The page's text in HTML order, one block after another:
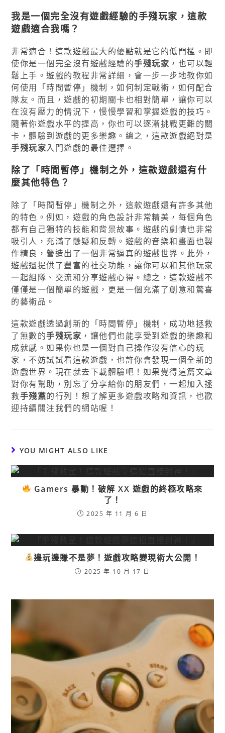
我是一個完全沒有遊戲經驗的手殘玩家 ，這款
遊戲適合我嗎？
非常適合！這款遊戲最大的優點就是它的低門檻。即
使你是一個完全沒有遊戲經驗的手殘玩家 ，也可以輕
鬆上手。遊戲的教程非常詳細，會一步一步地教你如
何使用「時間暫停」機制，如何制定戰術，如何配合
隊友。而且，遊戲的初期關卡也相對簡單，讓你可以
在沒有壓力的情況下，慢慢學習和掌握遊戲的技巧。
隨著你遊戲水平的提高，你也可以逐漸挑戰更難的關
卡，體驗到遊戲的更多樂趣。總之，這款遊戲絕對是
手殘玩家入門遊戲的最佳選擇。
除了「時間暫停」機制之外，這款遊戲還有什
麼其他特色？
除了「時間暫停」機制之外，這款遊戲還有許多其他
的特色。例如，遊戲的角色設計非常精美，每個角色
都有自己獨特的技能和背景故事。遊戲的劇情也非常
吸引人，充滿了懸疑和反轉。遊戲的音樂和畫面也製
作精良，營造出了一個非常逼真的遊戲世界。此外，
遊戲還提供了豐富的社交功能，讓你可以和其他玩家
一起組隊、交流和分享遊戲心得。總之，這款遊戲不
僅僅是一個簡單的遊戲，更是一個充滿了創意和驚喜
的藝術品。
這款遊戲透過創新的「時間暫停」機制，成功地拯救
了無數的手殘玩家 ，讓他們也能享受到遊戲的樂趣和
成就感。如果你也是一個對自己操作沒有信心的玩
家，不妨試試看這款遊戲，也許你會發現一個全新的
遊戲世界。現在就去下載體驗吧！如果覺得這篇文章
對你有幫助，別忘了分享給你的朋友們，一起加入拯
救手殘黨的行列！想了解更多遊戲攻略和資訊，也歡
迎持續關注我們的網站喔！
YOU MIGHT ALSO LIKE
Gamers 暴動！破解 XX 遊戲的終極攻略來
了！
2025 年 11 月 6 日
邊玩邊賺不是夢！遊戲攻略變現術大公開！
2025 年 10 月 17 日